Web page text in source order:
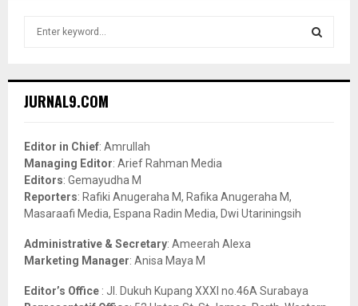
h
o
r
:
JURNAL9.COM
Editor in Chief: Amrullah
Managing Editor: Arief Rahman Media
Editors: Gemayudha M
Reporters: Rafiki Anugeraha M, Rafika Anugeraha M,
Masaraafi Media, Espana Radin Media, Dwi Utariningsih
Administrative & Secretary: Ameerah Alexa
Marketing Manager: Anisa Maya M
Editor’s Office : Jl. Dukuh Kupang XXXI no.46A Surabaya